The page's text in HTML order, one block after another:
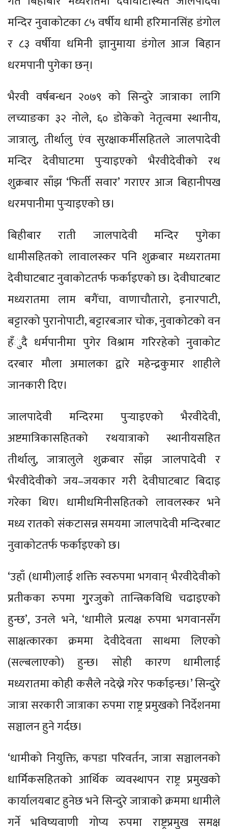
मन्दिर नुवाकोटका ८५ वर्षीय धामी हरिमानसिंह डंगोल
र ८३ वर्षीया धमिनी ज्ञानुमाया डंगोल आज बिहान
धरमपानी पुगेका छन्।
भैरवी वर्षबन्धन २०७९ को सिन्दुरे जात्राका लागि
लच्याङका ३२ नोले, ६० डोकेको नेतृत्वमा स्थानीय,
जात्रालु, तीर्थालु एंव सुरक्षाकर्मीसहितले जालपादेवी
मन्दिर देवीघाटमा पुर्‍याइएको भैरवीदेवीको रथ
शुक्रबार साँझ ‘फिर्ती सवार’ गराएर आज बिहानीपख
धरमपानीमा पुर्‍याइएको छ।
बिहीबार राती जालपादेवी मन्दिर पुगेका
धामीसहितको लावालस्कर पनि शुक्रबार मध्यरातमा
देवीघाटबाट नुवाकोटतर्फ फर्काइएको छ। देवीघाटबाट
मध्यरातमा लाम बगैंचा, वाणाचौतारो, इनारपाटी,
बट्टारको पुरानोपाटी, बट्टारबजार चोक, नुवाकोटको वन
हँुदै धर्मपानीमा पुगेर विश्राम गरिरहेको नुवाकोट
दरबार मौला अमालका द्वारे महेन्द्रकुमार शाहीले
जानकारी दिए।
जालपादेवी मन्दिरमा पुर्‍याइएको भैरवीदेवी,
अष्टमात्रिकासहितको रथयात्राको स्थानीयसहित
तीर्थालु, जात्रालुले शुक्रबार साँझ जालपादेवी र
भैरवीदेवीको जय–जयकार गरी देवीघाटबाट बिदाइ
गरेका थिए। धामीधमिनीसहितको लावलस्कर भने
मध्य रातको संकटासन्न समयमा जालपादेवी मन्दिरबाट
नुवाकोटतर्फ फर्काइएको छ।
‘उहाँ (धामी)लाई शक्ति स्वरुपमा भगवान् भैरवीदेवीको
प्रतीकका रुपमा गु्रजुको तान्त्रिकविधि चढाइएको
हुन्छ’, उनले भने, ‘धामीले प्रत्यक्ष रुपमा भगवानसँग
साक्षत्कारका क्रममा देवीदेवता साथमा लिएको
(सल्बलाएको) हुन्छ। सोही कारण धामीलाई
मध्यरातमा कोही कसैले नदेख्ने गरेर फर्काइन्छ।’ सिन्दुरे
जात्रा सरकारी जात्राका रुपमा राष्ट्र प्रमुखको निर्देशनमा
सञ्चालन हुने गर्दछ।
‘धामीको नियुक्ति, कपडा परिवर्तन, जात्रा सञ्चालनको
धार्मिकसहितको आर्थिक व्यवस्थापन राष्ट्र प्रमुखको
कार्यालयबाट हुनेछ भने सिन्दुरे जात्राको क्रममा धामीले
गर्ने भविष्यवाणी गोप्य रुपमा राष्ट्रप्रमुख समक्ष